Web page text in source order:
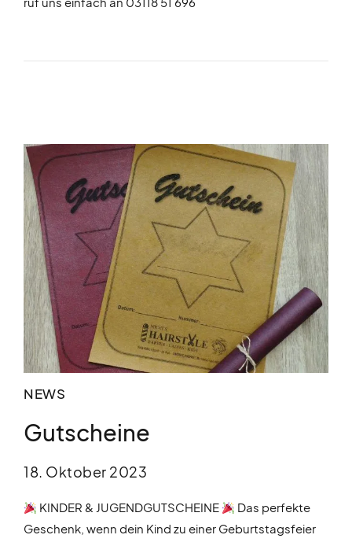
NEWS
Gutscheine
18. Oktober 2023
KINDER & JUGENDGUTSCHEINE
Das perfekte
Geschenk, wenn dein Kind zu einer Geburtstagsfeier